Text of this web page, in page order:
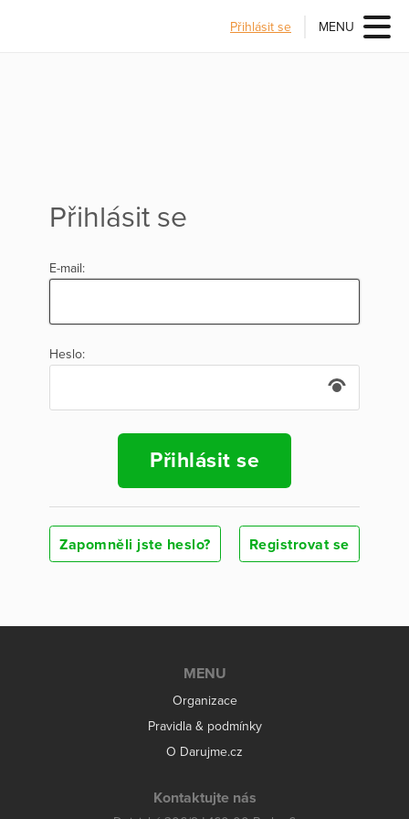
Přihlásit se MENU
Přihlásit se
E-mail:
Heslo:
Přihlásit se
Zapomněli jste heslo? Registrovat se
MENU
Organizace
Pravidla & podmínky
O Darujme.cz
Kontaktujte nás